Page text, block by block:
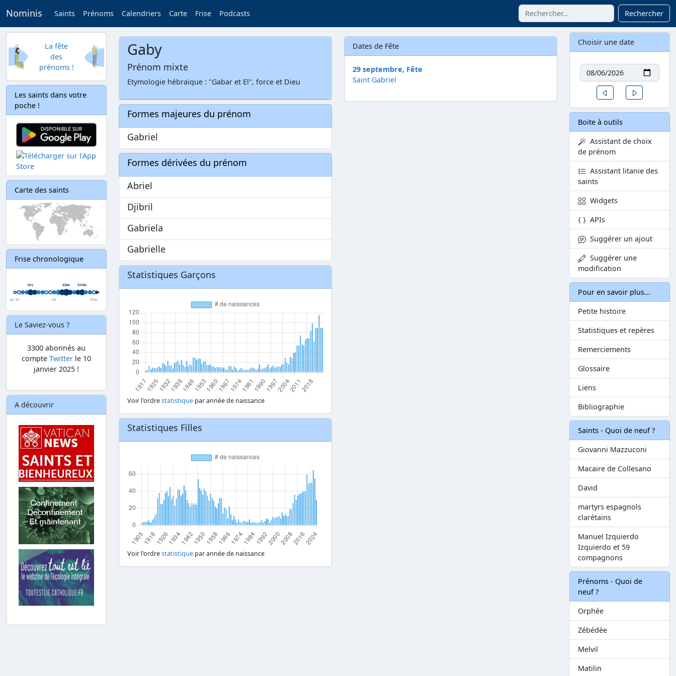
Nominis Saints Prénoms Calendriers Carte Frise Podcasts Rechercher
La fête
des
prénoms !
Les saints dans votre
poche !
Carte des saints
Frise chronologique
Le Saviez-vous ?
3300 abonnés au
compte Twitter le 10
janvier 2025 !
A découvrir
Gaby
Prénom mixte
Etymologie hébraïque : "Gabar et El", force et Dieu
Formes majeures du prénom
Gabriel
Formes dérivées du prénom
Abriel
Djibril
Gabriela
Gabrielle
Statistiques Garçons
Voir l'ordrestatistique par année de naissance
Statistiques Filles
Voir l'ordrestatistique par année de naissance
Dates de Fête
29 septembre, Fête
Saint Gabriel
Choisir une date
Date
Un jour avant
Boite à outils
Assistant de choix
de prénom
Assistant litanie des
saints
Widgets
APIs
Suggérer un ajout
Suggérer une
modification
Pour en savoir plus...
Petite histoire
Statistiques et repères
Remerciements
Glossaire
Liens
Bibliographie
Saints - Quoi de neuf ?
Giovanni Mazzuconi
Macaire de Collesano
David
martyrs espagnols
clarétains
Manuel Izquierdo
Izquierdo et 59
compagnons
Prénoms - Quoi de
neuf ?
Orphée
Zébédée
Melvil
Matilin